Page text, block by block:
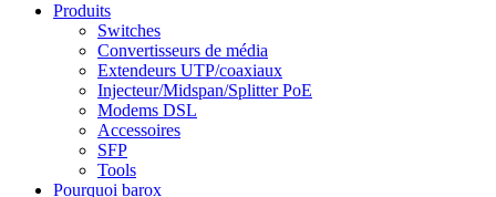
Produits
Switches
Convertisseurs de média
Extendeurs UTP/coaxiaux
Injecteur/Midspan/Splitter PoE
Modems DSL
Accessoires
SFP
Tools
Pourquoi barox